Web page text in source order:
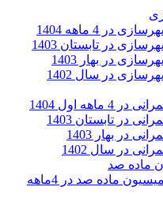
4 ماهه 1404
در تابستان 1403
در بهار 1403
در سال 1402
اول 1404
در تابستان 1403
در بهار 1403
در سال 1402
ماده صد
گزارش فعالیت کمیسیون ماده صد در 4ماهه